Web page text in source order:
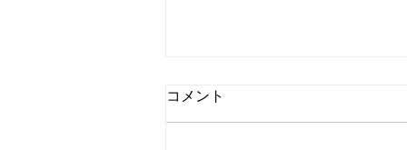
☆小梅日記☆災害の怖さ
毎日毎日暑いしか言葉が出ない位
コメント